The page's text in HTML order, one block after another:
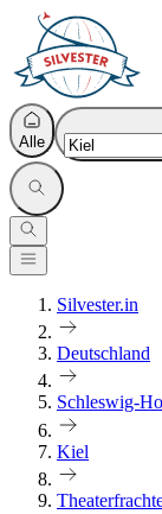
Alle
Silvester.in
Deutschland
Schleswig-
Kiel